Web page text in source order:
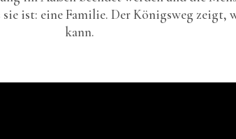
sie ist: eine Familie. Der Königsweg zeigt,
kann.